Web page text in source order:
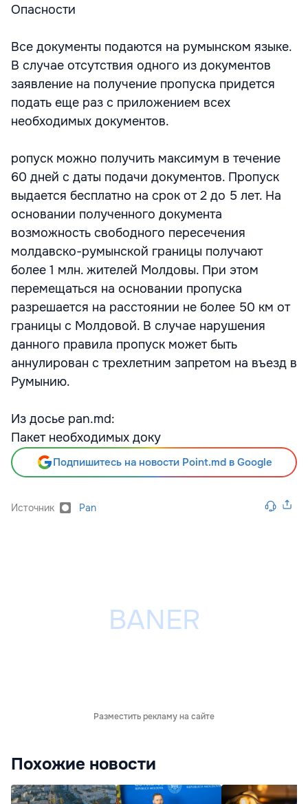
Опасности
Все документы подаются на румынском языке.
В случае отсутствия одного из документов
заявление на получение пропуска придется
подать еще раз с приложением всех
необходимых документов.
ропуск можно получить максимум в течение
60 дней с даты подачи документов. Пропуск
выдается бесплатно на срок от 2 до 5 лет. На
основании полученного документа
возможность свободного пересечения
молдавско-румынской границы получают
более 1 млн. жителей Молдовы. При этом
перемещаться на основании пропуска
разрешается на расстоянии не более 50 км от
границы с Молдовой. В случае нарушения
данного правила пропуск может быть
аннулирован с трехлетним запретом на въезд в
Румынию.
Из досье pan.md:
Пакет необходимых доку
Подпишитесь на новости Point.md в Google
Источник Pan
Разместить рекламу на сайте
Похожие новости